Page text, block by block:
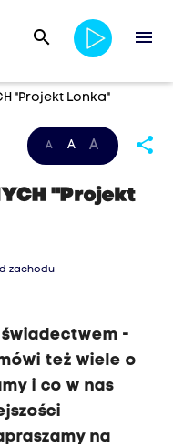
search menu
"Projekt Lonka"
A A A share
"Projekt
zachodu
-
też wiele o
i co w nas
na